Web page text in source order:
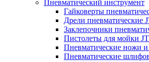
Пневматический инструмент
Гайковерты
Дрели пневматические
Заклепочники
Пистолеты для мойки
Пневматические ножи
Пневматические